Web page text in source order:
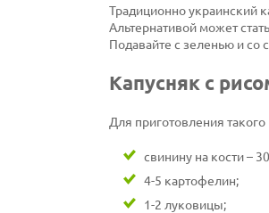
Традиционно украинский
Альтернативой может
Подавайте с зеленью и со
Капусняк с
Для приготовления
свинину на кости –
4-5 картофелин;
1-2 луковицы;